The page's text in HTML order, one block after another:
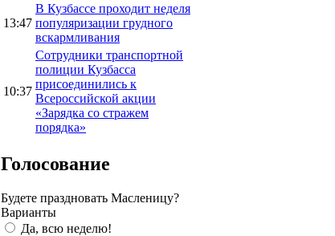
13:47
В Кузбассе проходит неделя
популяризации грудного
вскармливания
10:37
Сотрудники транспортной
полиции Кузбасса
присоединились к
Всероссийской акции
«Зарядка со стражем
порядка»
Голосование
Будете праздновать Масленицу?
Варианты
Да, всю неделю!